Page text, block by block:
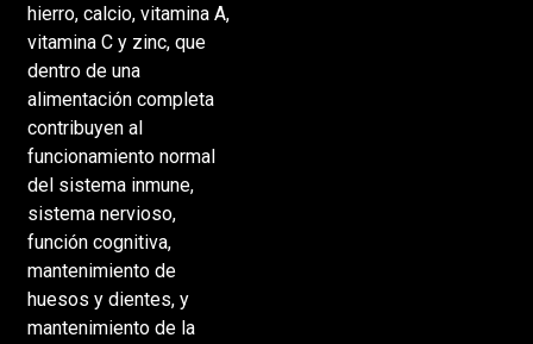
hierro, calcio, vitamina A,
vitamina C y zinc, que
dentro de una
alimentación completa
contribuyen al
funcionamiento normal
del sistema inmune,
sistema nervioso,
función cognitiva,
mantenimiento de
huesos y dientes, y
mantenimiento de la